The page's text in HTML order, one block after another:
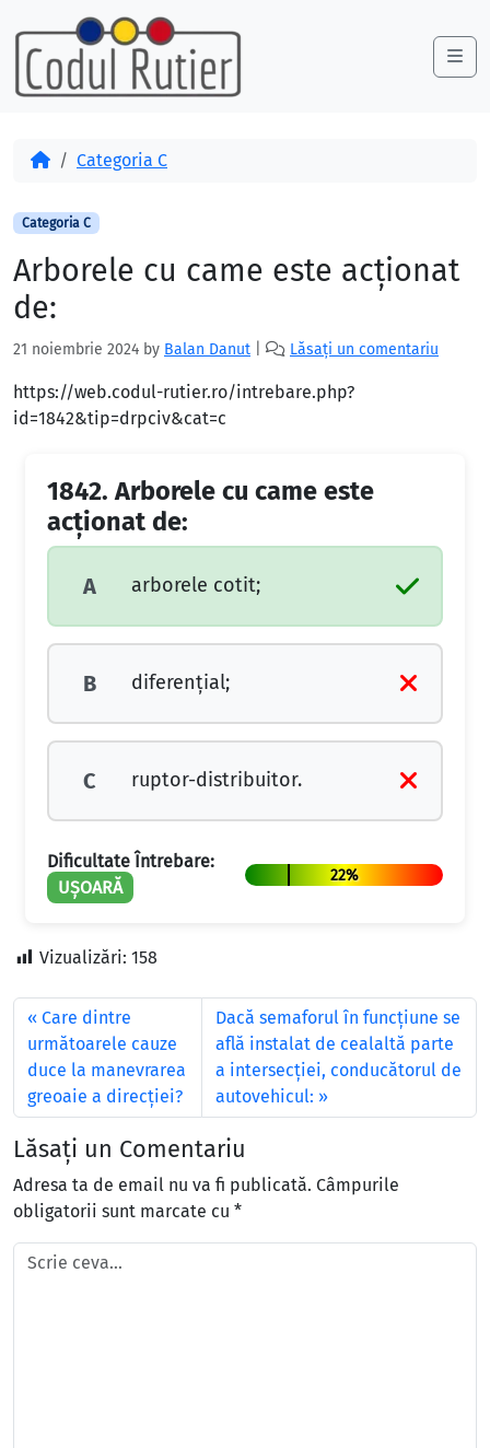
Skip to content
Skip to footer
AcasăCategoria C
Categoria C
Arborele cu came este acţionat
de:
21 noiembrie 2024 by Balan Danut Lăsați un comentariu
https://web.codul-rutier.ro/intrebare.php?
id=1842&tip=drpciv&cat=c
1842. Arborele cu came este
acţionat de:
A arborele cotit;
B diferenţial;
C ruptor-distribuitor.
Dificultate Întrebare:
UȘOARĂ
22%
Vizualizări: 158
Care dintre
următoarele cauze
duce la manevrarea
greoaie a direcției?
Dacă semaforul în funcţiune se
află instalat de cealaltă parte
a intersecţiei, conducătorul de
autovehicul:
Lăsați un Comentariu
Adresa ta de email nu va fi publicată. Câmpurile
obligatorii sunt marcate cu *